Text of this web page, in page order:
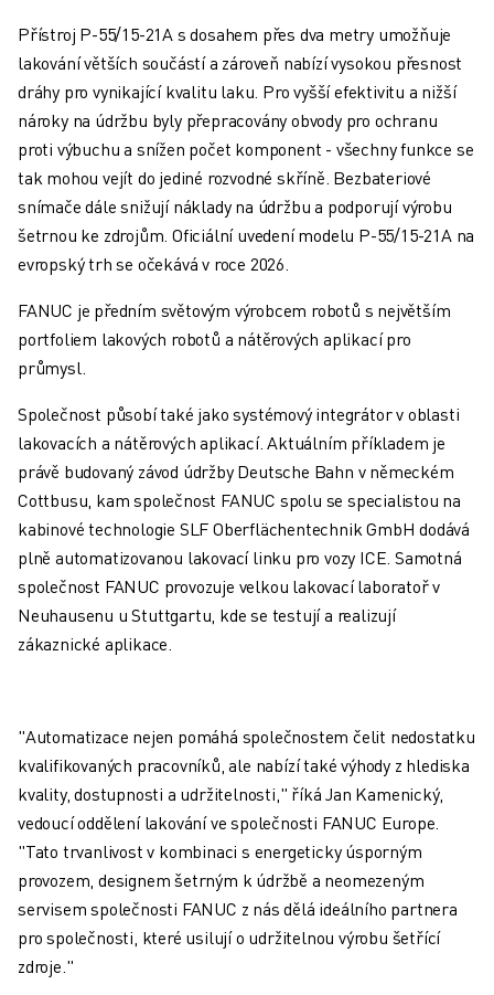
CELKOVÉ NÁKLADY NA PROVOZ A VLASTNICTVÍ ROBOSHOT
DRÁTOVÉ ELEKTROEROZIVNÍ OBRÁBĚNÍ
DRÁTOVÉ ELEKTROEROZIVNÍ OBRÁBĚNÍ ROBOCUT
ROBOCUT HARDWARE
ROBOCUT SOFTWARE
PREVENTIVNÍ ÚDRŽBA ROBOCUT
UDRŽITELNOST ROBOCUT
ŘEŠENÍ IIOT
CHYTRÁ TOVÁRNÍ ŘEŠENÍ
REGISTRACE PRODUKTU " PORTÁL FANUC
PŘÍPADOVÉ STUDIE
ŘEŠENÍ
ODVĚTVÍ
ODVĚTVÍ
LETECTVÍ
AUTOMOBILOVÝ PRŮMYSL
ELEKTRICKÁ VOZIDLA
ELEKTRONIKA
POTRAVINÁŘSKÝ PRŮMYSL
ZDRAVOTNICTVÍ
PLASTY
OBLOUKOVÉ SVAŘOVÁNÍ
MONTÁŽ
CNC SOUSTRUŽENÍ
VYSOKORYCHLOSTNÍ VRTÁNÍ A ZÁVITOVÁNÍ
VSTŘIKOVÁNÍ PLASTŮ
OBSLUHA STROJŮ
Přístroj P-55/15-21A s dosahem přes dva metry umožňuje
lakování větších součástí a zároveň nabízí vysokou přesnost
dráhy pro vynikající kvalitu laku. Pro vyšší efektivitu a nižší
nároky na údržbu byly přepracovány obvody pro ochranu
proti výbuchu a snížen počet komponent - všechny funkce se
tak mohou vejít do jediné rozvodné skříně. Bezbateriové
snímače dále snižují náklady na údržbu a podporují výrobu
šetrnou ke zdrojům. Oficiální uvedení modelu P-55/15-21A na
evropský trh se očekává v roce 2026.
FANUC je předním světovým výrobcem robotů s největším
portfoliem lakových robotů a nátěrových aplikací pro
průmysl.
Společnost působí také jako systémový integrátor v oblasti
lakovacích a nátěrových aplikací. Aktuálním příkladem je
právě budovaný závod údržby Deutsche Bahn v německém
Cottbusu, kam společnost FANUC spolu se specialistou na
kabinové technologie SLF Oberflächentechnik GmbH dodává
plně automatizovanou lakovací linku pro vozy ICE. Samotná
společnost FANUC provozuje velkou lakovací laboratoř v
Neuhausenu u Stuttgartu, kde se testují a realizují
zákaznické aplikace.
"Automatizace nejen pomáhá společnostem čelit nedostatku
kvalifikovaných pracovníků, ale nabízí také výhody z hlediska
kvality, dostupnosti a udržitelnosti," říká Jan Kamenický,
vedoucí oddělení lakování ve společnosti FANUC Europe.
"Tato trvanlivost v kombinaci s energeticky úsporným
provozem, designem šetrným k údržbě a neomezeným
servisem společnosti FANUC z nás dělá ideálního partnera
pro společnosti, které usilují o udržitelnou výrobu šetřící
zdroje."